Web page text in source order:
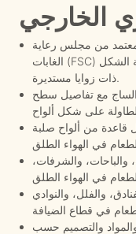
الخارجي
من مجلس رعاية
الغابات (FSC) مع تصميم طاولة طعام خارجية مستطيلة الشكل
ذات زوايا مستديرة.
مع تفاصيل سطح
من ألواح صلبة
والباحات، والشرفات،
والفلل، والنوادي
والتصميم حسب